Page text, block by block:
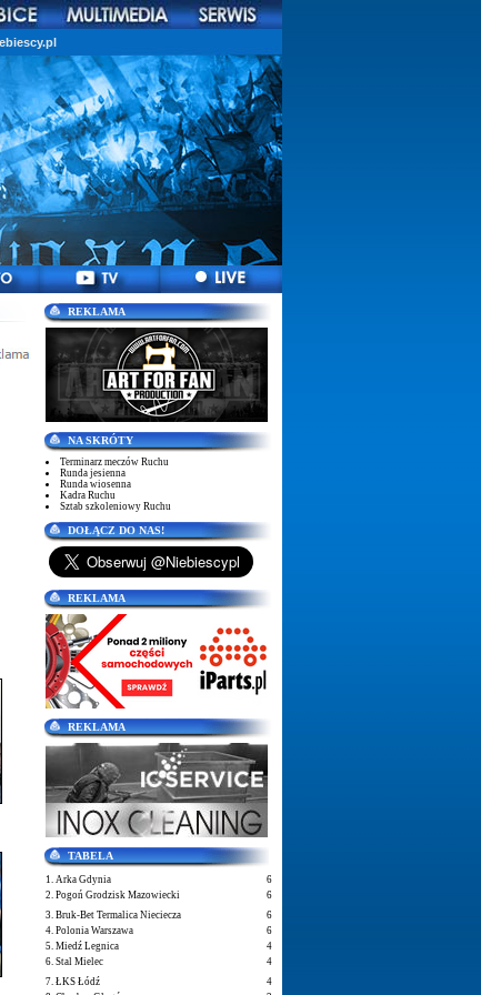
REKLAMA
NA SKRÓTY
Terminarz meczów Ruchu
Runda jesienna
Runda wiosenna
Kadra Ruchu
Sztab szkoleniowy Ruchu
DOŁĄCZ DO NAS!
REKLAMA
REKLAMA
TABELA
1. Arka Gdynia
6
2. Pogoń Grodzisk Mazowiecki
6
3. Bruk-Bet Termalica Nieciecza
6
4. Polonia Warszawa
6
5. Miedź Legnica
4
6. Stal Mielec
4
7. ŁKS Łódź
4